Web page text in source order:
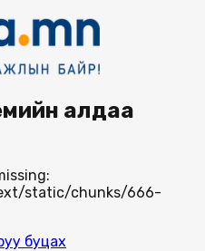
алдаа
static/chunks/666-
буцах